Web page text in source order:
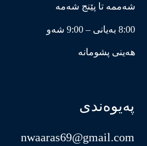
شەممە تا پێنج شەمە
8:00 بەیانی – 9:00 شەو
هەینی پشومانە
پەیوەندی
nwaaras69@gmail.com